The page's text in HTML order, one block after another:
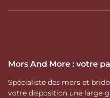
Mors And More : votre
Spécialiste des mors et
votre disposition une large